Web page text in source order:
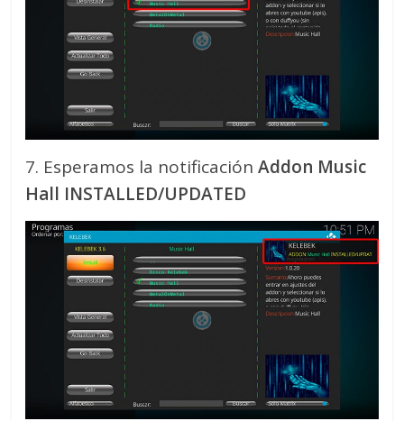
7. Esperamos la notificaciónAddon Music
Hall INSTALLED/UPDATED